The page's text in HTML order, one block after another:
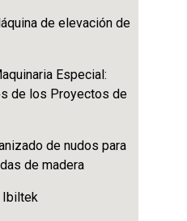
de elevación de
Especial:
de los Proyectos de
de nudos para
de madera
Ibiltek